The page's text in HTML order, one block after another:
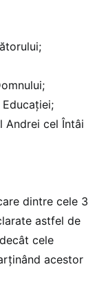
Andrei cel Întâi
dintre cele 3
astfel de
cele
acestor